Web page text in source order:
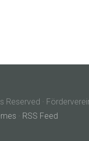
Reserved ·
· RSS Feed